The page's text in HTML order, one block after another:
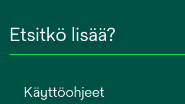
Etsitkö lisää?
Käyttöohjeet